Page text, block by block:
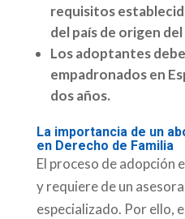
requisitos
del país de origen
Los adoptantes
empadronados en
dos años.
La importancia de un
en Derecho de Familia
El proceso de adopción
y requiere de un
especializado. Por ello,